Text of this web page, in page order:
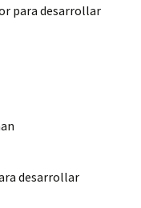
para desarrollar
desarrollar